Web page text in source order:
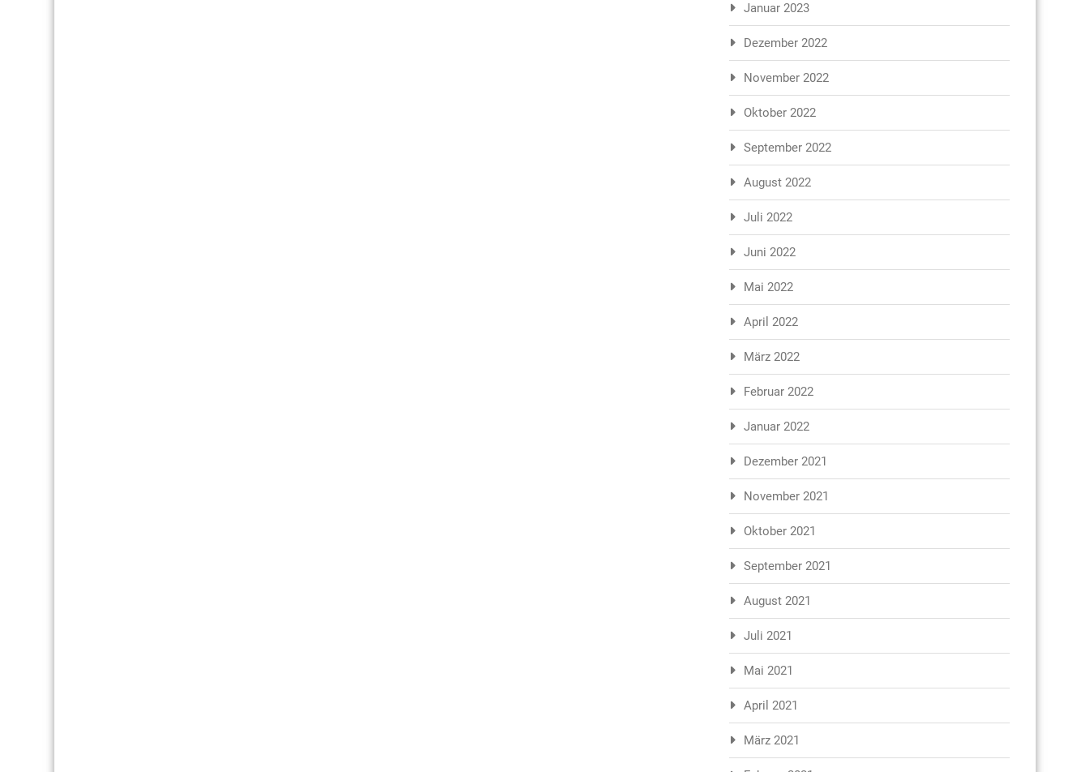
Januar 2023
Dezember 2022
November 2022
Oktober 2022
September 2022
August 2022
Juli 2022
Juni 2022
Mai 2022
April 2022
März 2022
Februar 2022
Januar 2022
Dezember 2021
November 2021
Oktober 2021
September 2021
August 2021
Juli 2021
Mai 2021
April 2021
März 2021